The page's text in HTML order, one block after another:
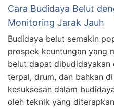
Cara Budidaya Belut
Monitoring Jarak Jauh
Budidaya belut semakin
prospek keuntungan yang
belut dapat
terpal, drum, dan bahkan
kesuksesan dalam
oleh teknik yang